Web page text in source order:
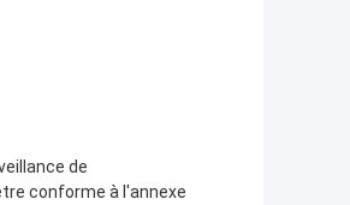
de
conforme à l'annexe